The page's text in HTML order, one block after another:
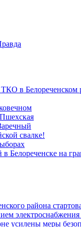
в Белореченском
свалке!
в Белореченске на
района
усилены меры